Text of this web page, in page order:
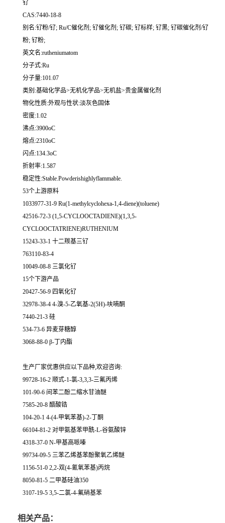
钌
CAS:7440-18-8
别名:钌粉/钌; Ru/C催化剂; 钌催化剂; 钌碳; 钌标样; 钌黑; 钌碳催化剂/钌
粉; 钌粉;
英文名:rutheniumatom
分子式:Ru
分子量:101.07
类别:基础化学品>无机化学品>无机盐>贵金属催化剂
物化性质:外观与性状:淡灰色固体
密度:1.02
沸点:3900oC
熔点:2310oC
闪点:134.3oC
折射率:1.587
稳定性:Stable.Powderishighlyflammable.
53个上游原料
1033977-31-9 Ru(1-methylcyclohexa-1,4-diene)(toluene)
42516-72-3 (1,5-CYCLOOCTADIENE)(1,3,5-
CYCLOOCTATRIENE)RUTHENIUM
15243-33-1 十二羰基三钌
763110-83-4
10049-08-8 三氯化钌
15个下游产品
20427-56-9 四氧化钌
32978-38-4 4-溴-5-乙氧基-2(5H)-呋喃酮
7440-21-3 硅
534-73-6 异麦芽糖醇
3068-88-0 β-丁内酯
生产厂家优惠供应以下品种,欢迎咨询:
99728-16-2 顺式-1-氯-3,3,3-三氟丙烯
101-90-6 间苯二酚二缩水甘油醚
7585-20-8 醋酸锆
104-20-1 4-(4-甲氧苯基)-2-丁酮
66104-81-2 对甲氨基苯甲酰-L-谷氨酸锌
4318-37-0 N-甲基高哌嗪
99734-09-5 三苯乙烯基苯酚聚氧乙烯醚
1156-51-0 2,2-双(4-氰氧苯基)丙烷
8050-81-5 二甲基硅油350
3107-19-5 3,5-二氯-4-氟硝基苯
相关产品：